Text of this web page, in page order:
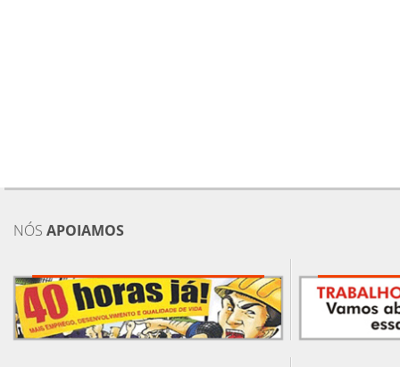
NÓS APOIAMOS